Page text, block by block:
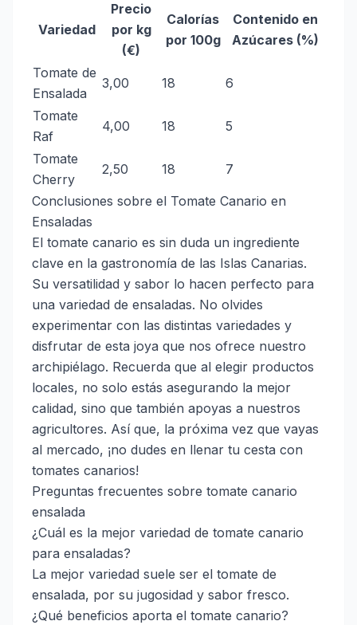
Variedad
Precio
por kg
(€)
Calorías
por 100g
Contenido en
Azúcares (%)
Tomate de
Ensalada
3,00 18 6
Tomate
Raf
4,00 18 5
Tomate
Cherry
2,50 18
7
Conclusiones sobre el Tomate Canario en
Ensaladas
El tomate canario es sin duda un ingrediente
clave en la gastronomía de las Islas Canarias.
Su versatilidad y sabor lo hacen perfecto para
una variedad de ensaladas. No olvides
experimentar con las distintas variedades y
disfrutar de esta joya que nos ofrece nuestro
archipiélago. Recuerda que al elegir productos
locales, no solo estás asegurando la mejor
calidad, sino que también apoyas a nuestros
agricultores. Así que, la próxima vez que vayas
al mercado, ¡no dudes en llenar tu cesta con
tomates canarios!
Preguntas frecuentes sobre tomate canario
ensalada
¿Cuál es la mejor variedad de tomate canario
para ensaladas?
La mejor variedad suele ser el tomate de
ensalada, por su jugosidad y sabor fresco.
¿Qué beneficios aporta el tomate canario?